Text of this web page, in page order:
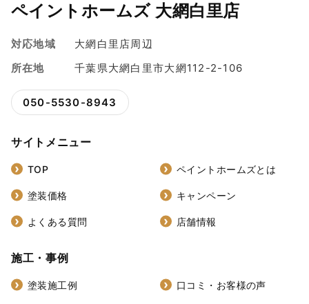
ペイントホームズ 大網白里店
対応地域
大網白里店周辺
所在地
千葉県大網白里市大網112-2-106
050-5530-8943
サイトメニュー
TOP ペイントホームズとは
塗装価格 キャンペーン
よくある質問 店舗情報
施工・事例
塗装施工例 口コミ・お客様の声